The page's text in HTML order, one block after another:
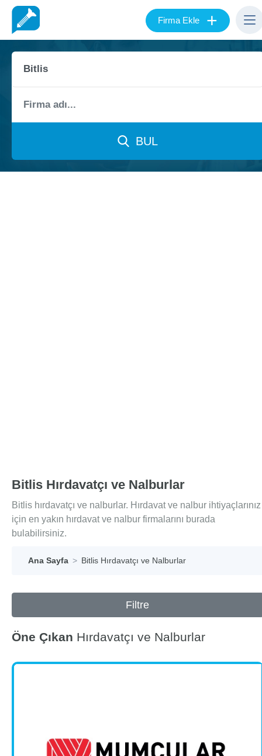
Firma Ekle +
BUL
Bitlis Hırdavatçı ve Nalburlar
Bitlis hırdavatçı ve nalburlar. Hırdavat ve nalbur ihtiyaçlarınız
için en yakın hırdavat ve nalbur firmalarını burada
bulabilirsiniz.
Ana Sayfa Bitlis Hırdavatçı ve Nalburlar
Filtre
Öne Çıkan Hırdavatçı ve Nalburlar